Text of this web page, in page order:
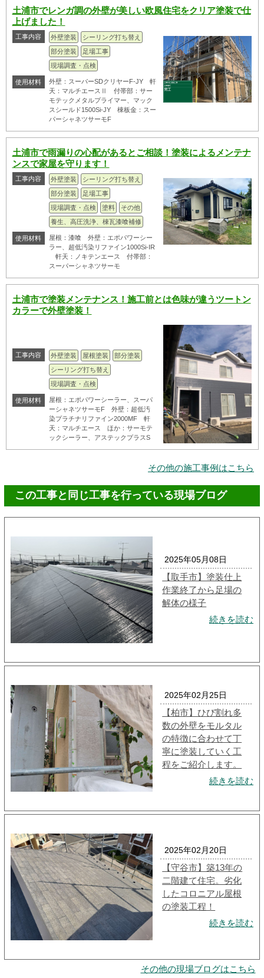
土浦市でレンガ調の外壁が美しい欧風住宅をクリア塗装で仕
上げました！
工事内容 外壁塗装
シーリング打ち替え
部分塗装
足場工事
現場調査・点検
使用材料
外壁：スーパーSDクリヤーF-JY 軒
天：マルチエースⅡ 付帯部：サー
モテックメタルプライマー、マック
スシールド1500Si-JY 棟板金：スー
パーシャネツサーモF
土浦市で雨漏りの心配があるとご相談！塗装によるメンテナ
ンスで家屋を守ります！
工事内容 外壁塗装
シーリング打ち替え
部分塗装
足場工事
現場調査・点検
塗料
その他
養生、高圧洗浄、棟瓦漆喰補修
使用材料
屋根：漆喰 外壁：エポパワーシー
ラー、超低汚染リファイン1000Si-IR
軒天：ノキテンエース 付帯部：
スーパーシャネツサーモ
土浦市で塗装メンテナンス！施工前とは色味が違うツートン
カラーで外壁塗装！
工事内容 外壁塗装 屋根塗装
部分塗装
シーリング打ち替え
現場調査・点検
使用材料
屋根：エポパワーシーラー、スーパ
ーシャネツサーモF 外壁：超低汚
染プラチナリファイン2000MF 軒
天：マルチエース ほか：サーモテ
ックシーラー、アステックプラスS
その他の施工事例はこちら
この工事と同じ工事を行っている現場ブログ
2025年05月08日
【取手市】塗装仕上
作業終了から足場の
解体の様子
続きを読む
2025年02月25日
【柏市】ひび割れ多
数の外壁をモルタル
の特徴に合わせて丁
寧に塗装していく工
程をご紹介します。
続きを読む
2025年02月20日
【守谷市】築13年の
二階建て住宅。劣化
したコロニアル屋根
の塗装工程！
続きを読む
その他の現場ブログはこちら